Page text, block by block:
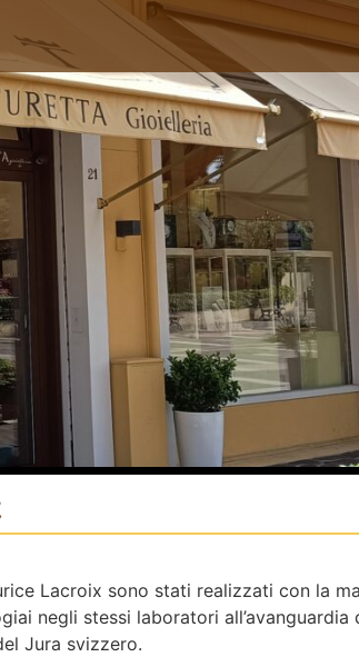
Lacroix sono stati realizzati con la
negli stessi laboratori all’avanguardia
Jura svizzero.